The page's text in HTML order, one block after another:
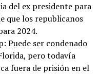
del ex presidente para
que los republicanos
2024.
Puede ser condenado
pero todavía
fuera de prisión en el